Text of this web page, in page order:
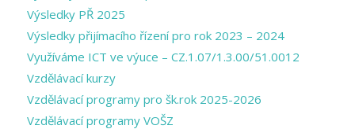
Výsledky PŘ 2025
Výsledky přijímacího řízení pro rok 2023 – 2024
Využíváme ICT ve výuce – CZ.1.07/1.3.00/51.0012
Vzdělávací kurzy
Vzdělávací programy pro šk.rok 2025-2026
Vzdělávací programy VOŠZ